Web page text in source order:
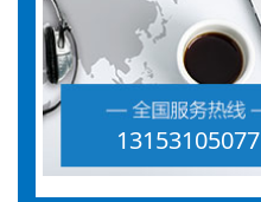
13153105077